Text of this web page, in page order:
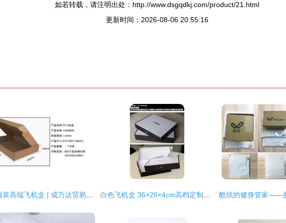
如若转载，请注明出处：http://www.dsgqdkj.com/product/21.html
更新时间：2026-08-06 20:55:16